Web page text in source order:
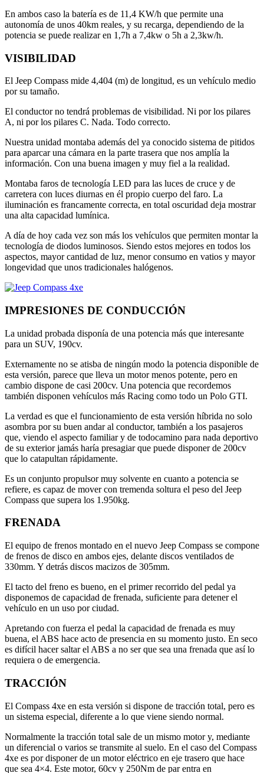
En ambos caso la batería es de 11,4 KW/h que permite una
autonomía de unos 40km reales, y su recarga, dependiendo de la
potencia se puede realizar en 1,7h a 7,4kw o 5h a 2,3kw/h.
VISIBILIDAD
El Jeep Compass mide 4,404 (m) de longitud, es un vehículo medio
por su tamaño.
El conductor no tendrá problemas de visibilidad. Ni por los pilares
A, ni por los pilares C. Nada. Todo correcto.
Nuestra unidad montaba además del ya conocido sistema de pitidos
para aparcar una cámara en la parte trasera que nos amplía la
información. Con una buena imagen y muy fiel a la realidad.
Montaba faros de tecnología LED para las luces de cruce y de
carretera con luces diurnas en él propio cuerpo del faro. La
iluminación es francamente correcta, en total oscuridad deja mostrar
una alta capacidad lumínica.
A día de hoy cada vez son más los vehículos que permiten montar la
tecnología de diodos luminosos. Siendo estos mejores en todos los
aspectos, mayor cantidad de luz, menor consumo en vatios y mayor
longevidad que unos tradicionales halógenos.
IMPRESIONES DE CONDUCCIÓN
La unidad probada disponía de una potencia más que interesante
para un SUV, 190cv.
Externamente no se atisba de ningún modo la potencia disponible de
esta versión, parece que lleva un motor menos potente, pero en
cambio dispone de casi 200cv. Una potencia que recordemos
también disponen vehículos más Racing como todo un Polo GTI.
La verdad es que el funcionamiento de esta versión híbrida no solo
asombra por su buen andar al conductor, también a los pasajeros
que, viendo el aspecto familiar y de todocamino para nada deportivo
de su exterior jamás haría presagiar que puede disponer de 200cv
que lo catapultan rápidamente.
Es un conjunto propulsor muy solvente en cuanto a potencia se
refiere, es capaz de mover con tremenda soltura el peso del Jeep
Compass que supera los 1.950kg.
FRENADA
El equipo de frenos montado en el nuevo Jeep Compass se compone
de frenos de disco en ambos ejes, delante discos ventilados de
330mm. Y detrás discos macizos de 305mm.
El tacto del freno es bueno, en el primer recorrido del pedal ya
disponemos de capacidad de frenada, suficiente para detener el
vehículo en un uso por ciudad.
Apretando con fuerza el pedal la capacidad de frenada es muy
buena, el ABS hace acto de presencia en su momento justo. En seco
es difícil hacer saltar el ABS a no ser que sea una frenada que así lo
requiera o de emergencia.
TRACCIÓN
El Compass 4xe en esta versión si dispone de tracción total, pero es
un sistema especial, diferente a lo que viene siendo normal.
Normalmente la tracción total sale de un mismo motor y, mediante
un diferencial o varios se transmite al suelo. En el caso del Compass
4xe es por disponer de un motor eléctrico en eje trasero que hace
que sea 4×4. Este motor, 60cv y 250Nm de par entra en